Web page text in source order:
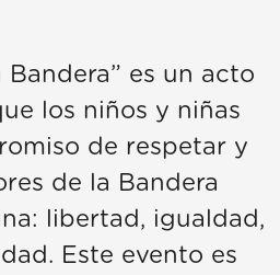
Bandera” es un acto
los niños y niñas
de respetar y
de la Bandera
libertad, igualdad,
Este evento es